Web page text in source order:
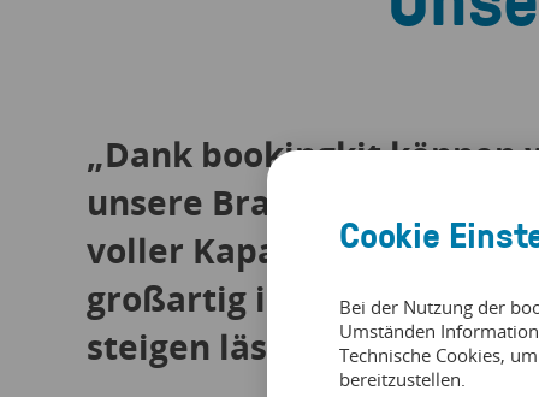
„Dank bookingkit können
unsere Brauereiführungen
voller Kapazität anbieten,
großartig ist und unsere
steigen lässt!
Cookie
Bei der Nutzung der
Umständen
Technische Cookies,
bereitzustellen.